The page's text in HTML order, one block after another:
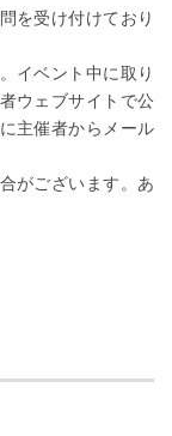
を受け付けており
イベント中に取り
ウェブサイトで公
主催者からメール
がございます。あ